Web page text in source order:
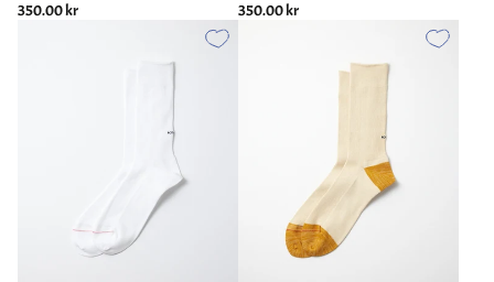
350.00 kr
350.00 kr